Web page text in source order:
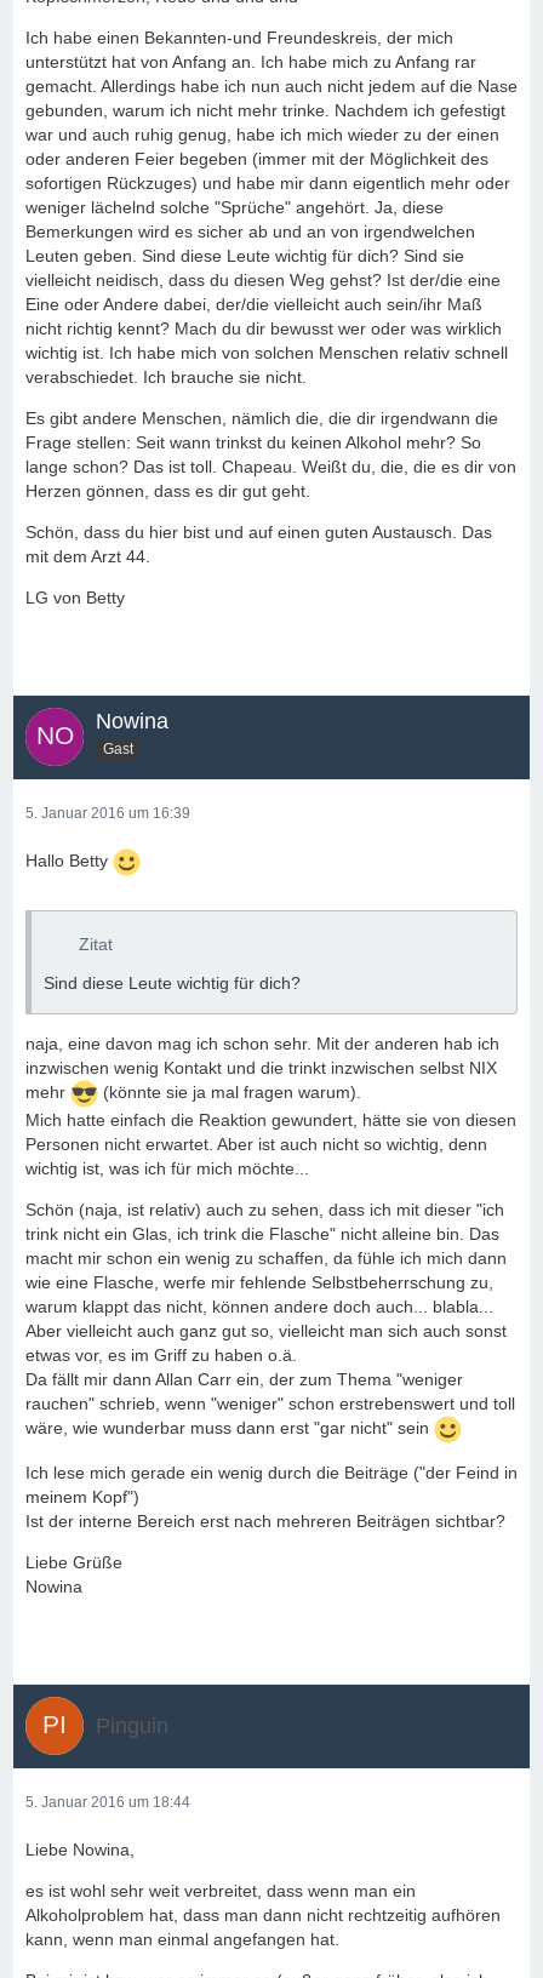
Ich habe einen Bekannten-und Freundeskreis, der mich
unterstützt hat von Anfang an. Ich habe mich zu Anfang rar
gemacht. Allerdings habe ich nun auch nicht jedem auf die Nase
gebunden, warum ich nicht mehr trinke. Nachdem ich gefestigt
war und auch ruhig genug, habe ich mich wieder zu der einen
oder anderen Feier begeben (immer mit der Möglichkeit des
sofortigen Rückzuges) und habe mir dann eigentlich mehr oder
weniger lächelnd solche "Sprüche" angehört. Ja, diese
Bemerkungen wird es sicher ab und an von irgendwelchen
Leuten geben. Sind diese Leute wichtig für dich? Sind sie
vielleicht neidisch, dass du diesen Weg gehst? Ist der/die eine
Eine oder Andere dabei, der/die vielleicht auch sein/ihr Maß
nicht richtig kennt? Mach du dir bewusst wer oder was wirklich
wichtig ist. Ich habe mich von solchen Menschen relativ schnell
verabschiedet. Ich brauche sie nicht.
Es gibt andere Menschen, nämlich die, die dir irgendwann die
Frage stellen: Seit wann trinkst du keinen Alkohol mehr? So
lange schon? Das ist toll. Chapeau. Weißt du, die, die es dir von
Herzen gönnen, dass es dir gut geht.
Schön, dass du hier bist und auf einen guten Austausch. Das
mit dem Arzt 44.
LG von Betty
Nowina
Gast
5. Januar 2016 um 16:39
Hallo Betty
Zitat
Sind diese Leute wichtig für dich?
naja, eine davon mag ich schon sehr. Mit der anderen hab ich
inzwischen wenig Kontakt und die trinkt inzwischen selbst NIX
mehr
(könnte sie ja mal fragen warum).
Mich hatte einfach die Reaktion gewundert, hätte sie von diesen
Personen nicht erwartet. Aber ist auch nicht so wichtig, denn
wichtig ist, was ich für mich möchte...
Schön (naja, ist relativ) auch zu sehen, dass ich mit dieser "ich
trink nicht ein Glas, ich trink die Flasche" nicht alleine bin. Das
macht mir schon ein wenig zu schaffen, da fühle ich mich dann
wie eine Flasche, werfe mir fehlende Selbstbeherrschung zu,
warum klappt das nicht, können andere doch auch... blabla...
Aber vielleicht auch ganz gut so, vielleicht man sich auch sonst
etwas vor, es im Griff zu haben o.ä.
Da fällt mir dann Allan Carr ein, der zum Thema "weniger
rauchen" schrieb, wenn "weniger" schon erstrebenswert und toll
wäre, wie wunderbar muss dann erst "gar nicht" sein
Ich lese mich gerade ein wenig durch die Beiträge ("der Feind in
meinem Kopf")
Ist der interne Bereich erst nach mehreren Beiträgen sichtbar?
Liebe Grüße
Nowina
Pinguin
5. Januar 2016 um 18:44
Liebe Nowina,
es ist wohl sehr weit verbreitet, dass wenn man ein
Alkoholproblem hat, dass man dann nicht rechtzeitig aufhören
kann, wenn man einmal angefangen hat.